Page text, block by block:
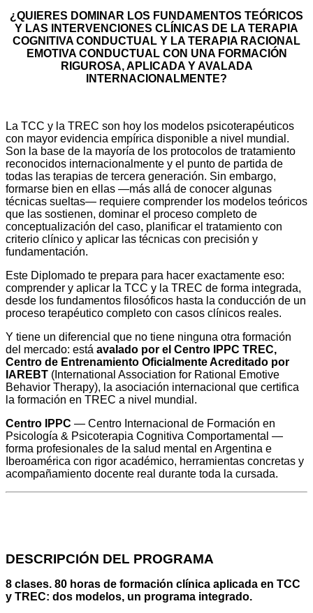
¿QUIERES DOMINAR LOS FUNDAMENTOS TEÓRICOS
Y LAS INTERVENCIONES CLÍNICAS DE LA TERAPIA
COGNITIVA CONDUCTUAL Y LA TERAPIA RACIONAL
EMOTIVA CONDUCTUAL CON UNA FORMACIÓN
RIGUROSA, APLICADA Y AVALADA
INTERNACIONALMENTE?
La TCC y la TREC son hoy los modelos psicoterapéuticos
con mayor evidencia empírica disponible a nivel mundial.
Son la base de la mayoría de los protocolos de tratamiento
reconocidos internacionalmente y el punto de partida de
todas las terapias de tercera generación. Sin embargo,
formarse bien en ellas —más allá de conocer algunas
técnicas sueltas— requiere comprender los modelos teóricos
que las sostienen, dominar el proceso completo de
conceptualización del caso, planificar el tratamiento con
criterio clínico y aplicar las técnicas con precisión y
fundamentación.
Este Diplomado te prepara para hacer exactamente eso:
comprender y aplicar la TCC y la TREC de forma integrada,
desde los fundamentos filosóficos hasta la conducción de un
proceso terapéutico completo con casos clínicos reales.
Y tiene un diferencial que no tiene ninguna otra formación
del mercado: está avalado por el Centro IPPC TREC,
Centro de Entrenamiento Oficialmente Acreditado por
IAREBT (International Association for Rational Emotive
Behavior Therapy), la asociación internacional que certifica
la formación en TREC a nivel mundial.
Centro IPPC — Centro Internacional de Formación en
Psicología & Psicoterapia Cognitiva Comportamental —
forma profesionales de la salud mental en Argentina e
Iberoamérica con rigor académico, herramientas concretas y
acompañamiento docente real durante toda la cursada.
DESCRIPCIÓN DEL PROGRAMA
8 clases. 80 horas de formación clínica aplicada en TCC
y TREC: dos modelos, un programa integrado.